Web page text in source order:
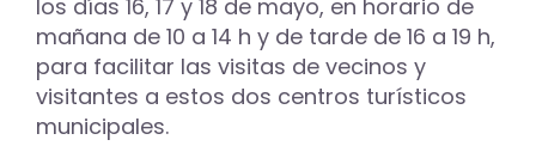
los días 16, 17 y 18 de mayo, en horario de
mañana de 10 a 14 h y de tarde de 16 a 19 h,
para facilitar las visitas de vecinos y
visitantes a estos dos centros turísticos
municipales.